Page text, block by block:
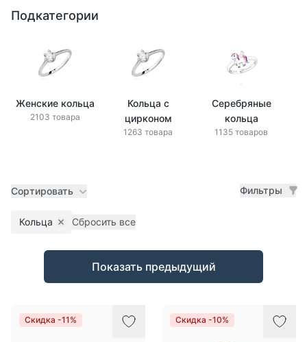
Подкатегории
Женские кольца
2103 товара
Кольца с
цирконом
1263 товара
Серебряные
кольца
1135 товаров
Сортировать Фильтры
Кольца Remove filter
Сбросить все
Товары
Показать предыдущий
Скидка -11% Скидка -10%